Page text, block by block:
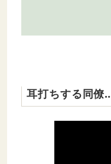
耳打ちする同